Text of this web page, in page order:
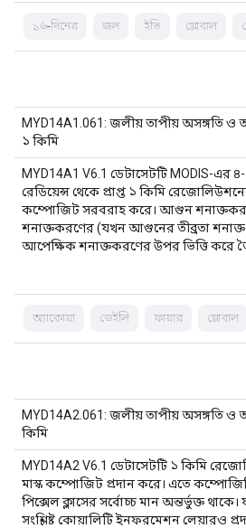
১৬-দিনের জল ইভি গ্লোবাল
MYD14A1.061: জলীয় তাপীয় অসঙ্গতি ও
১ কিমি
MYD14A1 V6.1 ডেটাসেটটি MODIS-এর
রেডিয়েন্স থেকে প্রাপ্ত ১ কিমি
কম্পোজিট সরবরাহ করে। আগুন
শনাক্তকরণের (যখন আগুনের তীব্রতা
আপেক্ষিক শনাক্তকরণের উপর ভিত্তি করে
অ্যাকোয়া ডেইলি ফায়ার গ্লোবাল
MYD14A2.061: জলীয় তাপীয় অসঙ্গতি ও
কিমি
MYD14A2 V6.1 ডেটাসেটটি ১ কিমি
মাস্ক কম্পোজিট প্রদান করে। এতে
পিক্সেল ক্লাসের সর্বোচ্চ মান অন্তর্ভুক্ত
সংশ্লিষ্ট কোয়ালিটি ইনফরমেশন লেয়ারও